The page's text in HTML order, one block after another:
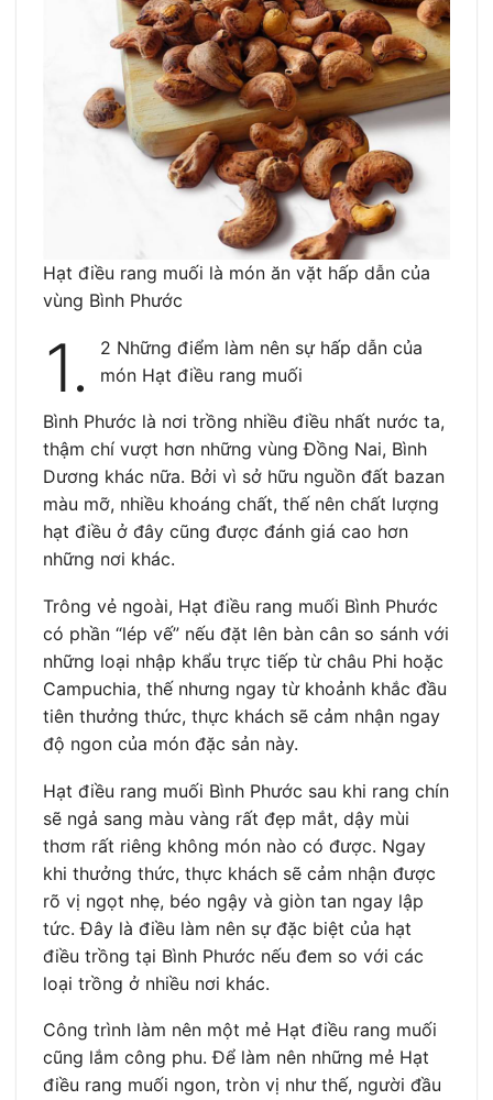
Hạt điều rang muối là món ăn vặt hấp dẫn của
vùng Bình Phước
1.
2 Những điểm làm nên sự hấp dẫn của
món Hạt điều rang muối
Bình Phước là nơi trồng nhiều điều nhất nước ta,
thậm chí vượt hơn những vùng Đồng Nai, Bình
Dương khác nữa. Bởi vì sở hữu nguồn đất bazan
màu mỡ, nhiều khoáng chất, thế nên chất lượng
hạt điều ở đây cũng được đánh giá cao hơn
những nơi khác.
Trông vẻ ngoài, Hạt điều rang muối Bình Phước
có phần “lép vế” nếu đặt lên bàn cân so sánh với
những loại nhập khẩu trực tiếp từ châu Phi hoặc
Campuchia, thế nhưng ngay từ khoảnh khắc đầu
tiên thưởng thức, thực khách sẽ cảm nhận ngay
độ ngon của món đặc sản này.
Hạt điều rang muối Bình Phước sau khi rang chín
sẽ ngả sang màu vàng rất đẹp mắt, dậy mùi
thơm rất riêng không món nào có được. Ngay
khi thưởng thức, thực khách sẽ cảm nhận được
rõ vị ngọt nhẹ, béo ngậy và giòn tan ngay lập
tức. Đây là điều làm nên sự đặc biệt của hạt
điều trồng tại Bình Phước nếu đem so với các
loại trồng ở nhiều nơi khác.
Công trình làm nên một mẻ Hạt điều rang muối
cũng lắm công phu. Để làm nên những mẻ Hạt
điều rang muối ngon, tròn vị như thế, người đầu